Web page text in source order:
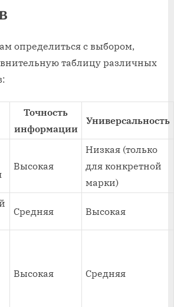
определиться с выбором,
таблицу различных
Точность
информации
Универсальность
Высокая
Низкая (только
для конкретной
марки)
Средняя Высокая
Высокая Средняя